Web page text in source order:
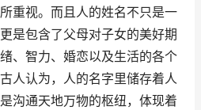
重视。而且人的姓名不只是一
是包含了父母对子女的美好期
、智力、婚恋以及生活的各个
人认为，人的名字里储存着人
沟通天地万物的枢纽，体现着